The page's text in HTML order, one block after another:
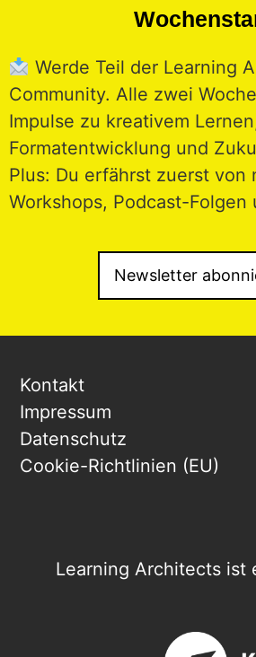
Werde Teil der Learning
Community. Alle zwei
Impulse zu kreativem
Formatentwicklung und
Plus: Du erfährst zuerst von
Workshops, Podcast-Folgen
Newsletter
Kontakt
Impressum
Datenschutz
Cookie-Richtlinien (EU)
Learning Architects ist